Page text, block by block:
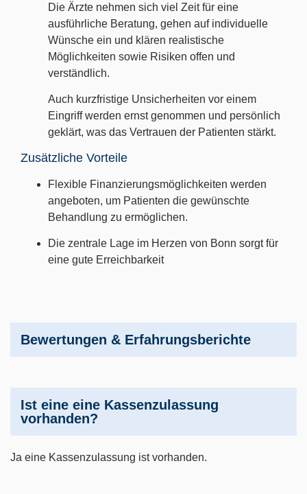
Die Ärzte nehmen sich viel Zeit für eine
ausführliche Beratung, gehen auf individuelle
Wünsche ein und klären realistische
Möglichkeiten sowie Risiken offen und
verständlich.
Auch kurzfristige Unsicherheiten vor einem
Eingriff werden ernst genommen und persönlich
geklärt, was das Vertrauen der Patienten stärkt.
Zusätzliche Vorteile
Flexible Finanzierungsmöglichkeiten werden
angeboten, um Patienten die gewünschte
Behandlung zu ermöglichen.
Die zentrale Lage im Herzen von Bonn sorgt für
eine gute Erreichbarkeit
Bewertungen & Erfahrungsberichte
Ist eine eine Kassenzulassung
vorhanden?
Ja eine Kassenzulassung ist vorhanden.